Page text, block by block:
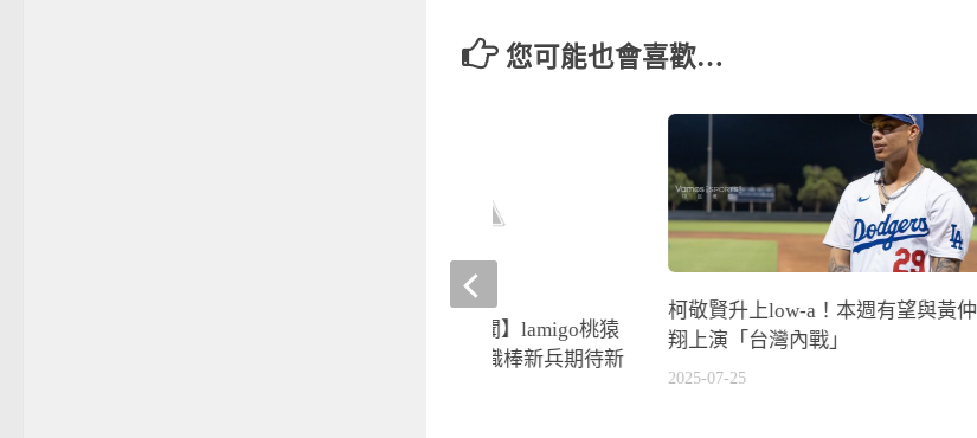
您可能也會喜歡…
柯敬賢升上low-a！本週有望與黃仲
翔上演「台灣內戰」
2025-07-25
【0114晚安體育新聞】lamigo桃猿
第一階段春訓開跑 職棒新兵期待新